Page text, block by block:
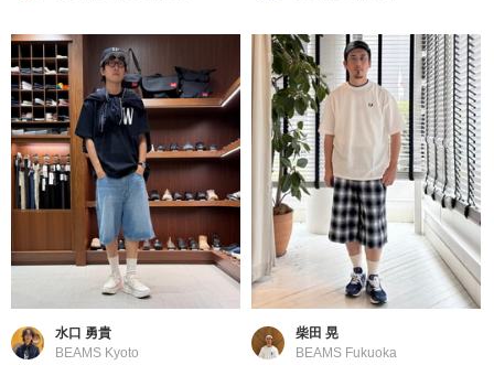
水口 勇貴
BEAMS Kyoto
柴田 晃
BEAMS Fukuoka